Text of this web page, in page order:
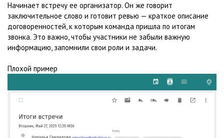
Начинает встречу ее организатор. Он же говорит
заключительное слово и готовит ревью — краткое описание
договоренностей, к которым команда пришла по итогам
звонка. Это важно, чтобы участники не забыли важную
информацию, запомнили свои роли и задачи.
Плохой пример